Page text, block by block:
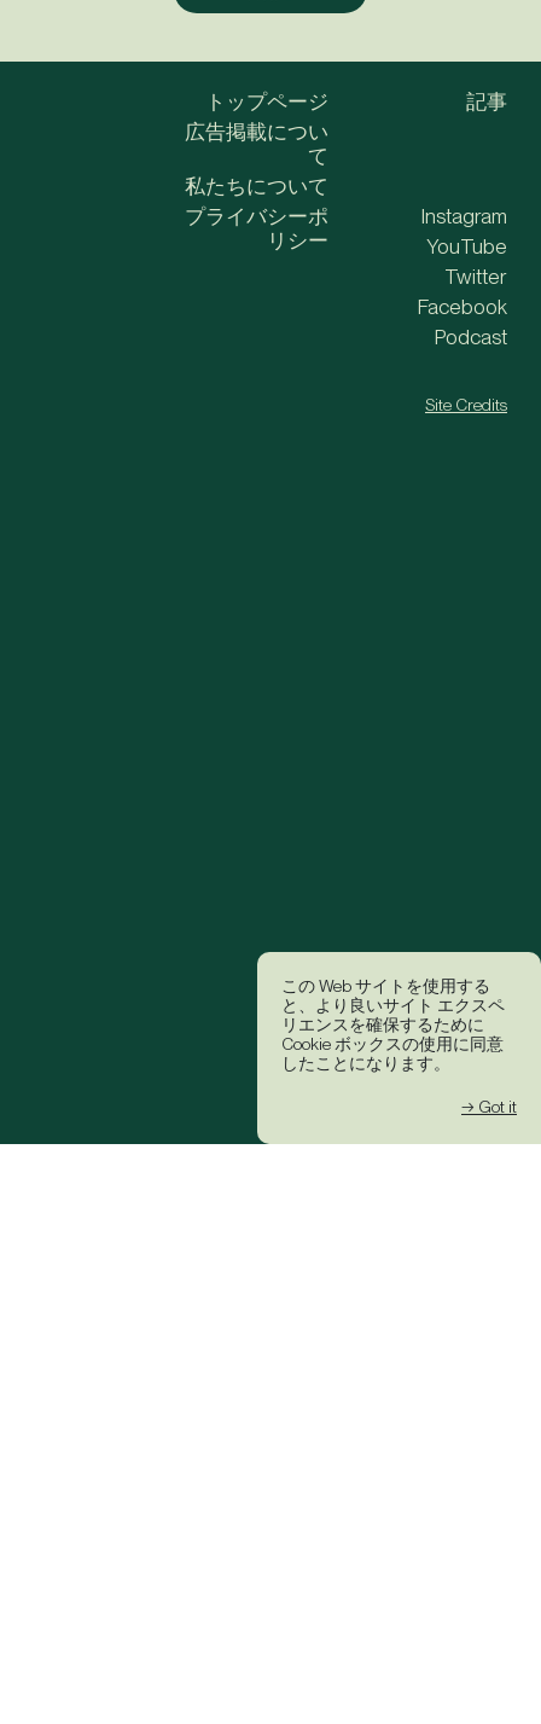
この Web サイトを使用する
と、より良いサイト エクスペ
リエンスを確保するために
Cookie ボックスの使用に同意
したことになります。
→ Got it
トップページ
広告掲載につい
て
私たちについて
記事
プライバシーポ
リシー
Instagram
YouTube
Twitter
Facebook
Podcast
Site Credits